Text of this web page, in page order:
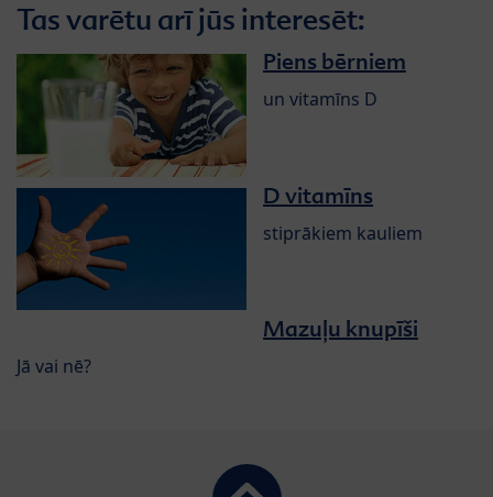
Tas varētu arī jūs interesēt:
Piens bērniem
un vitamīns D
D vitamīns
stiprākiem kauliem
Mazuļu knupīši
Jā vai nē?